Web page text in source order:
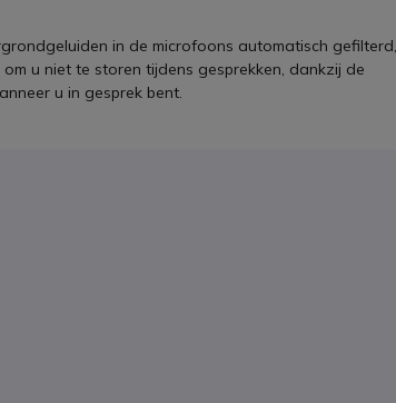
in de microfoons automatisch
u niet te storen tijdens gesprekken, dankzij de
u in gesprek bent.